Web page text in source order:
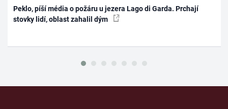
Peklo, píší média o požáru u jezera Lago di Garda. Prchají
stovky lidí, oblast zahalil dým